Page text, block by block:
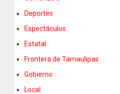
Deportes
Espectáculos
Estatal
Frontera de Tamaulipas
Gobierno
Local